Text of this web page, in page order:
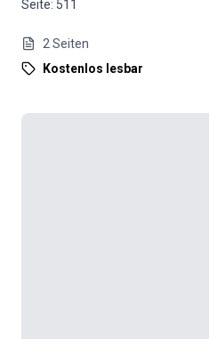
Seite: 511
2 Seiten
Kostenlos lesbar